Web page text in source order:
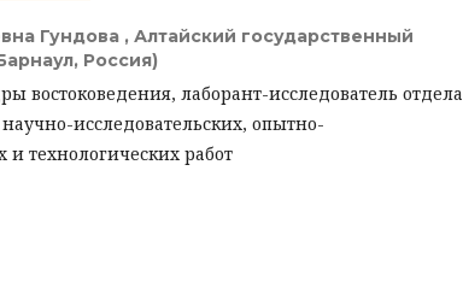
Гундова , Алтайский государственный
Россия)
востоковедения, лаборант-исследователь отдела
исследовательских, опытно-
и технологических работ